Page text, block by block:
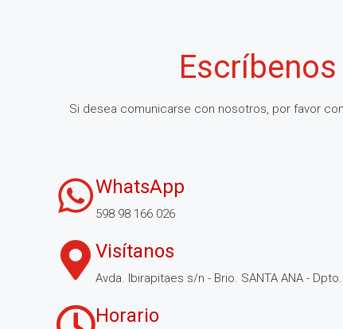
Si desea comunicarse con nosotros, por favor
WhatsApp
598 98 166 026
Visítanos
Avda. Ibirapitaes s/n - Brio. SANTA ANA -
Horario